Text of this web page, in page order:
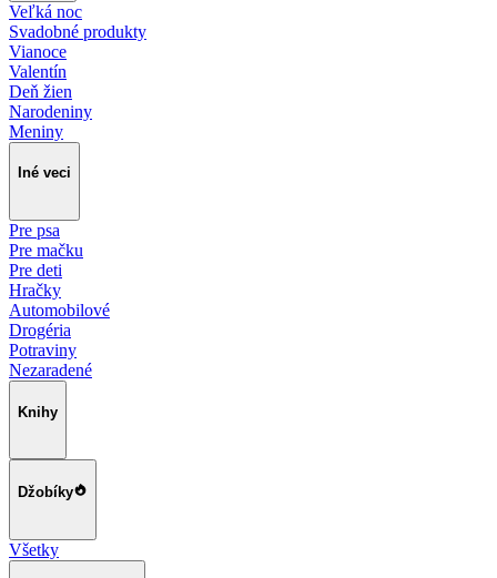
Veľká noc
Svadobné produkty
Vianoce
Valentín
Deň žien
Narodeniny
Meniny
Iné veci
Pre psa
Pre mačku
Pre deti
Hračky
Automobilové
Drogéria
Potraviny
Nezaradené
Knihy
Džobíky
Všetky